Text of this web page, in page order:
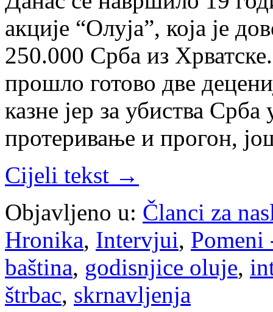
акције “Олуја”, која је
250.000 Срба из
прошло готово две
казне јер за убиства
протеривање и прогон,
Cijeli tekst →
Objavljeno u: Članci za
Hronika, Intervjui, Pomeni
baština, godisnjice oluje,
štrbac, skrnavljenja